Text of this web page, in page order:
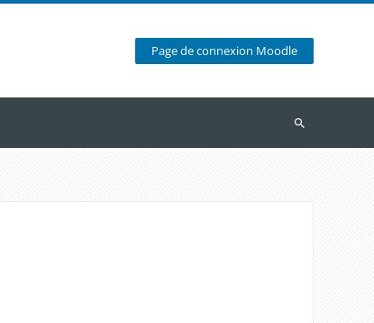
Page de connexion Moodle
Recherche